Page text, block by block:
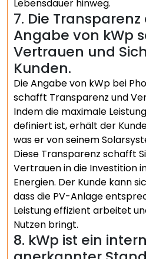
Lebensdauer hinweg.
7. Die
Angabe von kWp
Vertrauen und
Kunden.
Die Angabe von kWp bei
schafft Transparenz und
Indem die maximale
definiert ist, erhält der
was er von seinem
Diese Transparenz schafft
Vertrauen in die Investition
Energien. Der Kunde kann
dass die PV-Anlage
Leistung effizient arbeitet
Nutzen bringt.
8. kWp ist ein